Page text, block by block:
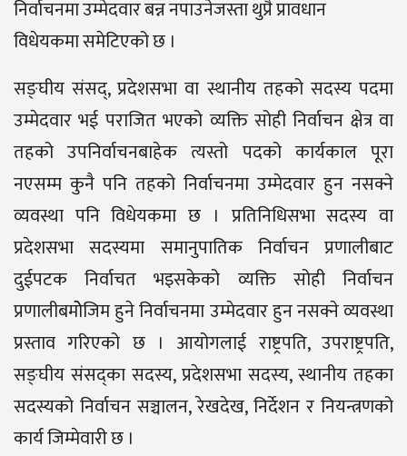
निर्वाचनमा उम्मेदवार बन्न नपाउनेजस्ता थुप्रै प्रावधान
विधेयकमा समेटिएको छ ।
सङ्घीय संसद्, प्रदेशसभा वा स्थानीय तहको सदस्य पदमा
उम्मेदवार भई पराजित भएको व्यक्ति सोही निर्वाचन क्षेत्र वा
तहको उपनिर्वाचनबाहेक त्यस्तो पदको कार्यकाल पूरा
नएसम्म कुनै पनि तहको निर्वाचनमा उम्मेदवार हुन नसक्ने
व्यवस्था पनि विधेयकमा छ । प्रतिनिधिसभा सदस्य वा
प्रदेशसभा सदस्यमा समानुपातिक निर्वाचन प्रणालीबाट
दुईपटक निर्वाचत भइसकेको व्यक्ति सोही निर्वाचन
प्रणालीबमोेजिम हुने निर्वाचनमा उम्मेदवार हुन नसक्ने व्यवस्था
प्रस्ताव गरिएको छ । आयोगलाई राष्ट्रपति, उपराष्ट्रपति,
सङ्घीय संसद्का सदस्य, प्रदेशसभा सदस्य, स्थानीय तहका
सदस्यको निर्वाचन सञ्चालन, रेखदेख, निर्देशन र नियन्त्रणको
कार्य जिम्मेवारी छ ।